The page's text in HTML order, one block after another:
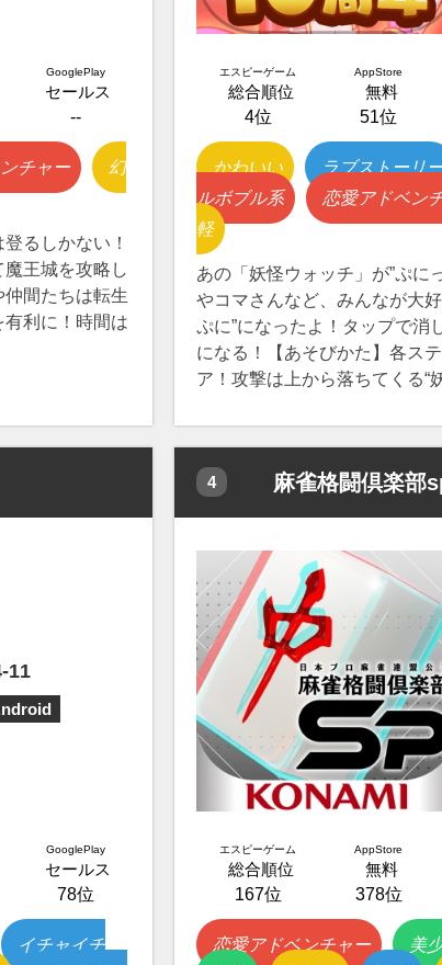
GooglePlay
セールス
--
チャー
幻
るしかない！
王城を攻略し
間たちは転生
利に！時間は
エスピーゲーム
総合順位
4位
AppStore
無料
51位
かわいい ラブストーリ
ルボブル系
恋愛アドベン
軽
あの「妖怪ウォッチ」が”ぷに
やコマさんなど、みんなが大
ぷに”になったよ！タップで消
になる！【あそびかた】各ス
ア！攻撃は上から落ちてくる“
11
GooglePlay
セールス
78位
イチャイチ
4 麻雀格闘倶楽部
エスピーゲーム
総合順位
167位
AppStore
無料
378位
恋愛アドベンチャー 美